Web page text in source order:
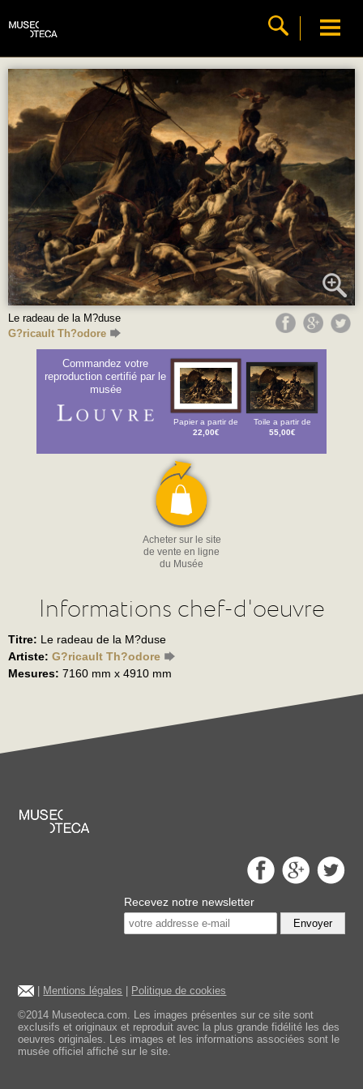
Le radeau de la M?duse
G?ricault Th?odore
Commandez votre
reproduction certifié par le
musée
Papier a partir de
22,00€
Toile a partir de
55,00€
Acheter sur le site
de vente en ligne
du Musée
Informations chef-d'oeuvre
Titre: Le radeau de la M?duse
Artiste: G?ricault Th?odore
Mesures: 7160 mm x 4910 mm
Recevez notre newsletter
Envoyer
| Mentions légales | Politique de cookies
©2014 Museoteca.com. Les images présentes sur ce site sont
exclusifs et originaux et reproduit avec la plus grande fidélité les des
oeuvres originales. Les images et les informations associées sont le
musée officiel affiché sur le site.